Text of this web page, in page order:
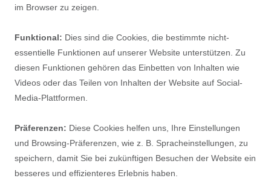
im Browser zu zeigen.
Funktional: Dies sind die Cookies, die bestimmte nicht-
essentielle Funktionen auf unserer Website unterstützen. Zu
diesen Funktionen gehören das Einbetten von Inhalten wie
Videos oder das Teilen von Inhalten der Website auf Social-
Media-Plattformen.
Präferenzen: Diese Cookies helfen uns, Ihre Einstellungen
und Browsing-Präferenzen, wie z. B. Spracheinstellungen, zu
speichern, damit Sie bei zukünftigen Besuchen der Website ein
besseres und effizienteres Erlebnis haben.